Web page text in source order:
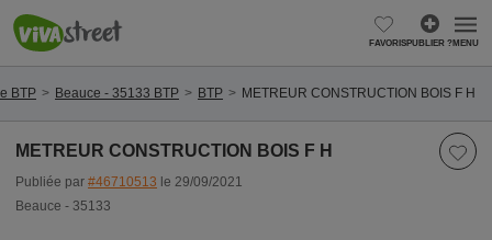
FAVORISPUBLIER ?MENU
BTP Beauce - 35133 BTP BTP METREUR CONSTRUCTION BOIS F H
METREUR CONSTRUCTION BOIS F H
Publiée par #46710513 le 29/09/2021
Beauce - 35133